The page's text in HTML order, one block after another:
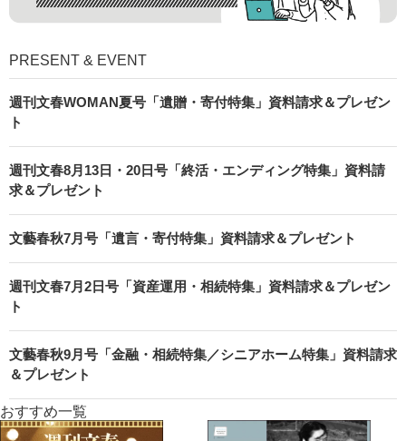
PRESENT & EVENT
週刊文春WOMAN夏号「遺贈・寄付特集」資料請求＆プレゼン
ト
週刊文春8月13日・20日号「終活・エンディング特集」資料請
求＆プレゼント
文藝春秋7月号「遺言・寄付特集」資料請求＆プレゼント
週刊文春7月2日号「資産運用・相続特集」資料請求＆プレゼン
ト
文藝春秋9月号「金融・相続特集／シニアホーム特集」資料請求
＆プレゼント
おすすめ一覧